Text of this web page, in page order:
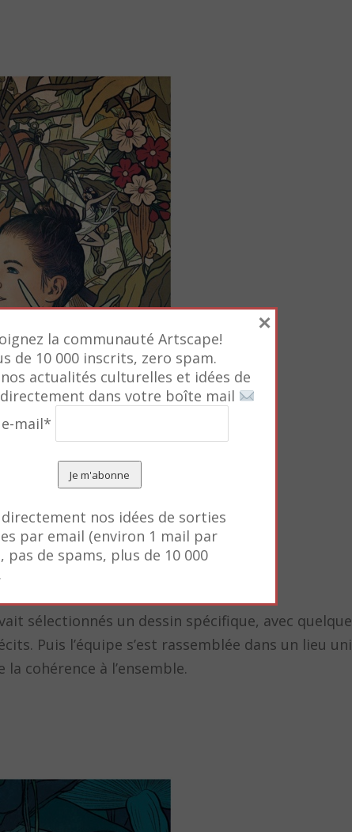
sélectionnés un dessin spécifique, avec
Puis l’équipe s’est rassemblée dans un lieu
cohérence à l’ensemble.
la communauté Artscape!
de 10 000 inscrits, zero spam.
actualités culturelles et idées de
dans votre boîte mail
mail*
directement nos idées de sorties
par email (environ 1 mail par
pas de spams, plus de 10 000
×